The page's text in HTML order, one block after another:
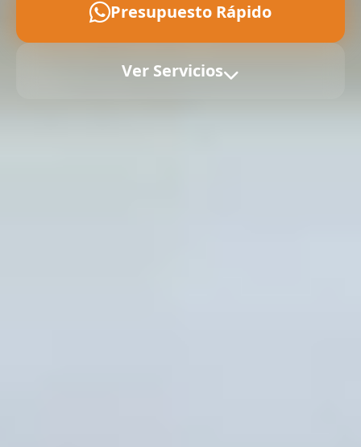
Presupuesto Rápido
Ver Servicios